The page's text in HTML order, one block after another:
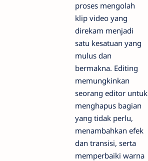
proses mengolah
klip video yang
direkam menjadi
satu kesatuan yang
mulus dan
bermakna. Editing
memungkinkan
seorang editor untuk
menghapus bagian
yang tidak perlu,
menambahkan efek
dan transisi, serta
memperbaiki warna